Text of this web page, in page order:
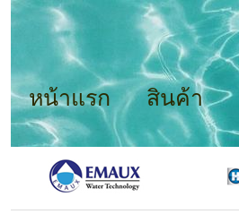
หน้าแรก สินค้า